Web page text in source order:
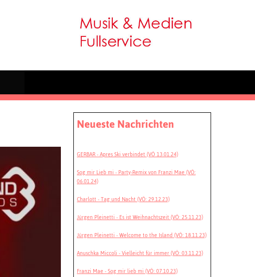
Neueste Nachrichten
GERBAR - Apres Ski verbindet (VÖ 13.01.24)
Sog mir Lieb mi - Party-Remix von Franzi Mae (VÖ:
06.01.24)
Charlott - Tag und Nacht (VÖ: 29.12.23)
Jürgen Pleinetti - Es ist Weihnachtszeit (VÖ: 25.11.23)
Jürgen Pleinetti - Welcome to the Island (VÖ: 18.11.23)
Anuschka Miccoli - Vielleicht für immer (VÖ: 03.11.23)
Franzi Mae - Sog mir lieb mi (VÖ: 07.10.23)